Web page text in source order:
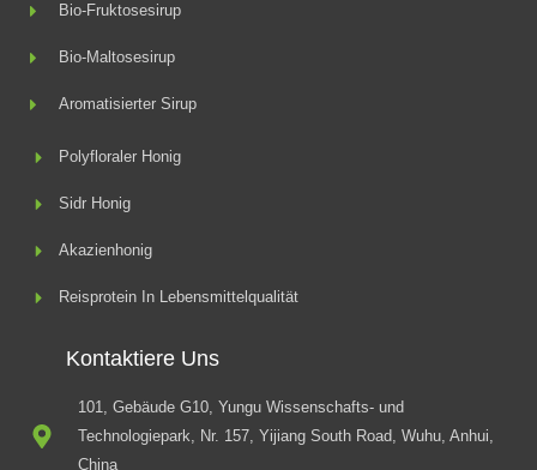
Bio-Fruktosesirup
Bio-Maltosesirup
Aromatisierter Sirup
Polyfloraler Honig
Sidr Honig
Akazienhonig
Reisprotein In Lebensmittelqualität
Kontaktiere Uns
101, Gebäude G10, Yungu Wissenschafts- und
Technologiepark, Nr. 157, Yijiang South Road, Wuhu, Anhui,
China